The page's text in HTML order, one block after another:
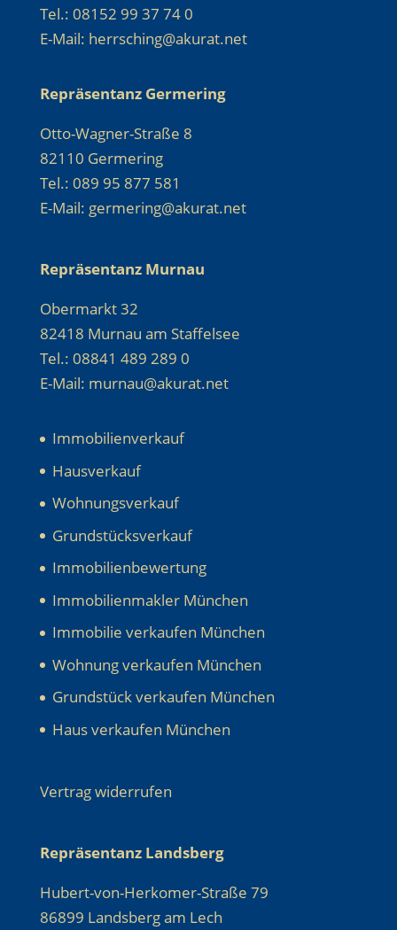
Tel.: 08152 99 37 74 0
E-Mail: herrsching@akurat.net
Repräsentanz Germering
Otto-Wagner-Straße 8
82110 Germering
Tel.: 089 95 877 581
E-Mail: germering@akurat.net
Repräsentanz Murnau
Obermarkt 32
82418 Murnau am Staffelsee
Tel.: 08841 489 289 0
E-Mail: murnau@akurat.net
Immobilienverkauf
Hausverkauf
Wohnungsverkauf
Grundstücksverkauf
Immobilienbewertung
Immobilienmakler München
Immobilie verkaufen München
Wohnung verkaufen München
Grundstück verkaufen München
Haus verkaufen München
Vertrag widerrufen
Repräsentanz Landsberg
Hubert-von-Herkomer-Straße 79
86899 Landsberg am Lech